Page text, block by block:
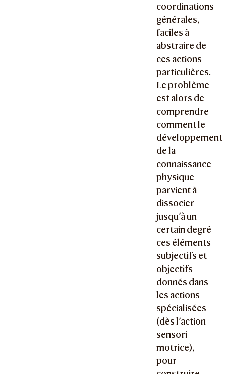
coordinations
générales,
faciles à
abstraire de
ces actions
particulières.
Le problème
est alors de
comprendre
comment le
développement
de la
connaissance
physique
parvient à
dissocier
jusqu’à un
certain degré
ces éléments
subjectifs et
objectifs
donnés dans
les actions
spécialisées
(dès l’action
sensori-
motrice),
pour